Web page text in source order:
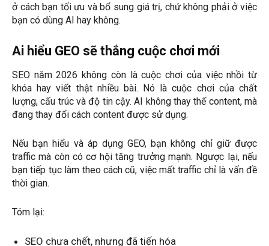
ở cách bạn tối ưu và bổ sung giá trị, chứ không phải ở việc
bạn có dùng AI hay không.
Ai hiểu GEO sẽ thắng cuộc chơi mới
SEO năm 2026 không còn là cuộc chơi của việc nhồi từ
khóa hay viết thật nhiều bài. Nó là cuộc chơi của chất
lượng, cấu trúc và độ tin cậy. AI không thay thế content, mà
đang thay đổi cách content được sử dụng.
Nếu bạn hiểu và áp dụng GEO, bạn không chỉ giữ được
traffic mà còn có cơ hội tăng trưởng mạnh. Ngược lại, nếu
bạn tiếp tục làm theo cách cũ, việc mất traffic chỉ là vấn đề
thời gian.
Tóm lại:
SEO chưa chết, nhưng đã tiến hóa